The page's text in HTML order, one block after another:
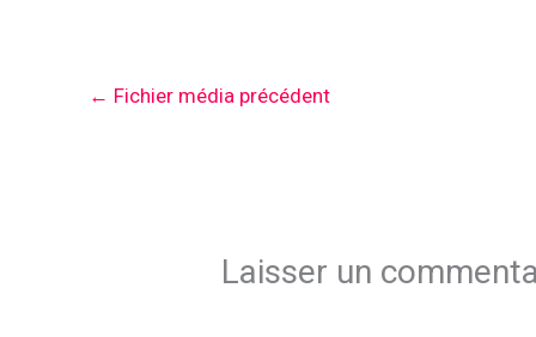
← Fichier média précédent
Laisser un